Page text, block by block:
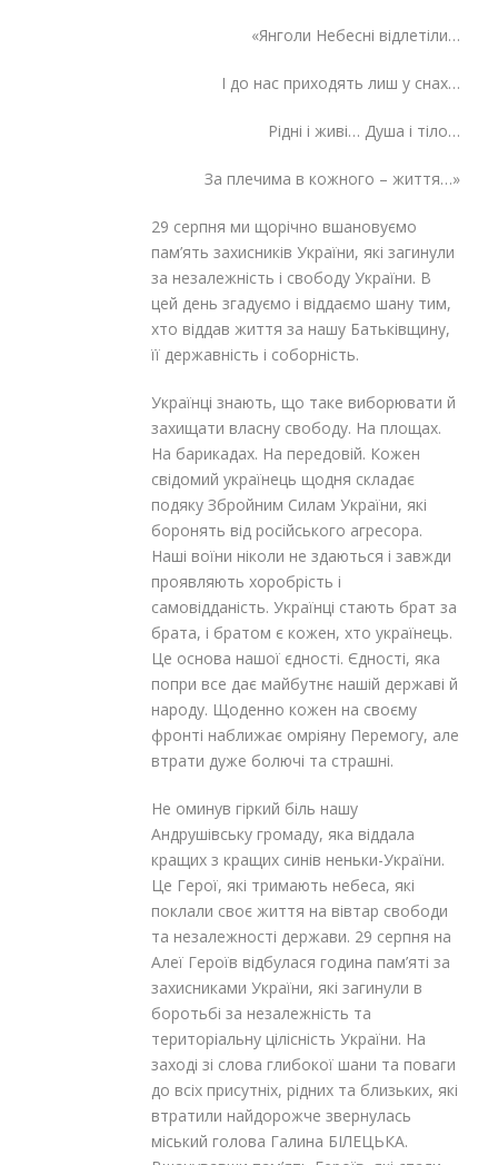
«Янголи Небесні відлетіли…
І до нас приходять лиш у снах…
Рідні і живі… Душа і тіло…
За плечима в кожного – життя…»
29 серпня ми щорічно вшановуємо
пам’ять захисників України, які загинули
за незалежність і свободу України. В
цей день згадуємо і віддаємо шану тим,
хто віддав життя за нашу Батьківщину,
її державність і соборність.
Українці знають, що таке виборювати й
захищати власну свободу. На площах.
На барикадах. На передовій. Кожен
свідомий українець щодня складає
подяку Збройним Силам України, які
боронять від російського агресора.
Наші воїни ніколи не здаються і завжди
проявляють хоробрість і
самовідданість. Українці стають брат за
брата, і братом є кожен, хто українець.
Це основа нашої єдності. Єдності, яка
попри все дає майбутнє нашій державі й
народу. Щоденно кожен на своєму
фронті наближає омріяну Перемогу, але
втрати дуже болючі та страшні.
Не оминув гіркий біль нашу
Андрушівську громаду, яка віддала
кращих з кращих синів неньки-України.
Це Герої, які тримають небеса, які
поклали своє життя на вівтар свободи
та незалежності держави. 29 серпня на
Алеї Героїв відбулася година пам’яті за
захисниками України, які загинули в
боротьбі за незалежність та
територіальну цілісність України. На
заході зі слова глибокої шани та поваги
до всіх присутніх, рідних та близьких, які
втратили найдорожче звернулась
міський голова Галина БІЛЕЦЬКА.